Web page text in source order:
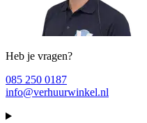
Heb je vragen?
085 250 0187
info@verhuurwinkel.nl